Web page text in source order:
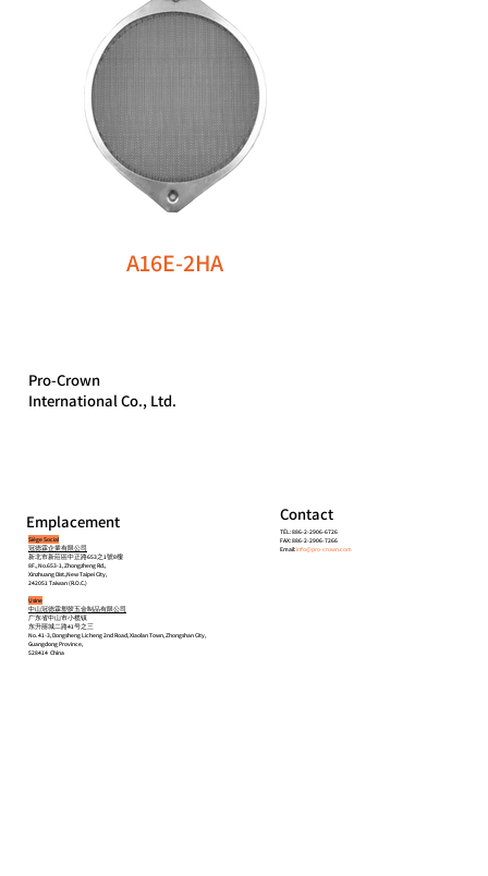
A16E-2HA
Emplacement
Siège Social
冠德霖企業有限公司
新北市新莊區中正路653之1號8樓
8F., No.653-1, Zhongzheng Rd.,
Xinzhuang Dist.,New Taipei City,
242051 Taiwan (R.O.C.)
Usine
中山冠德霖塑胶五金制品有限公司
广东省中山市小榄镇
东升丽城二路41号之三
No. 41-3, Dongsheng Licheng 2nd Road, Xiaolan Town, Zhongshan City,
Guangdong Province,
528414 China
Pro-Crown
International Co., Ltd.
Contact
TÉL: 886-2-2906-6726
FAX: 886-2-2906-7266
Email:info@pro-crown.com